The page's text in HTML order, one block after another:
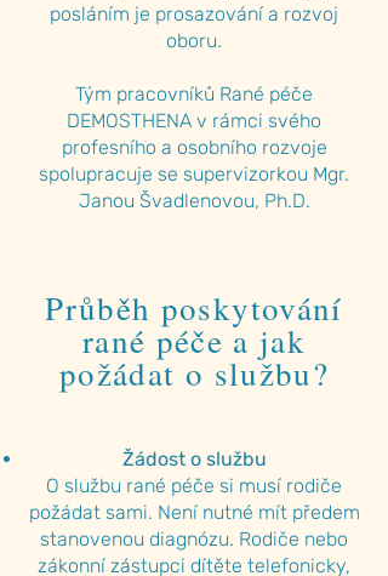
posláním je prosazování a rozvoj
oboru.
Tým pracovníků Rané péče
DEMOSTHENA v rámci svého
profesního a osobního rozvoje
spolupracuje se supervizorkou Mgr.
Janou Švadlenovou, Ph.D.
Průběh poskytování
rané péče a jak
požádat o službu?
Žádost o službu
O službu rané péče si musí rodiče
požádat sami. Není nutné mít předem
stanovenou diagnózu. Rodiče nebo
zákonní zástupci dítěte telefonicky,